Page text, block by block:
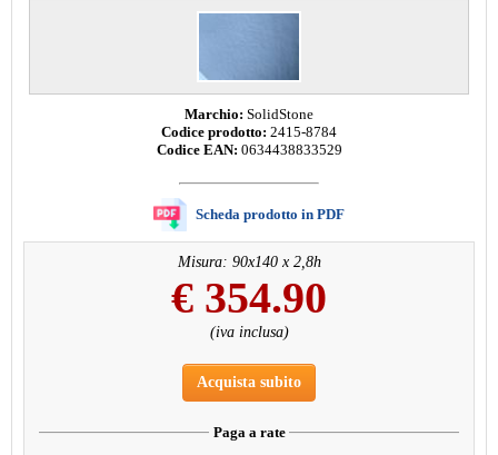
Marchio: SolidStone
Codice prodotto: 2415-8784
Codice EAN: 0634438833529
Scheda prodotto in PDF
Misura: 90x140 x 2,8h
€ 354.90
(iva inclusa)
Acquista subito
Paga a rate